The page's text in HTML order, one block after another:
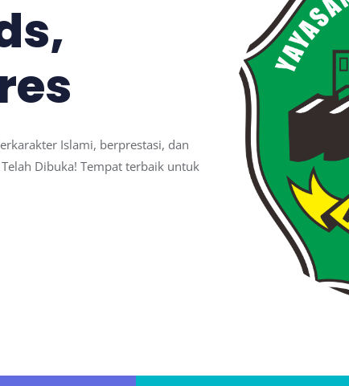
Islami, berprestasi, dan
Dibuka! Tempat terbaik untuk